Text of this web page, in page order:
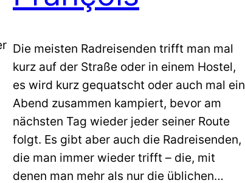
Die meisten Radreisenden trifft man mal
kurz auf der Straße oder in einem Hostel,
es wird kurz gequatscht oder auch mal ein
Abend zusammen kampiert, bevor am
nächsten Tag wieder jeder seiner Route
folgt. Es gibt aber auch die Radreisenden,
die man immer wieder trifft – die, mit
denen man mehr als nur die üblichen…